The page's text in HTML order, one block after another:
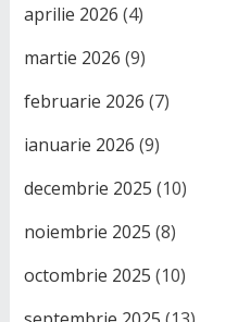
aprilie 2026 (4)
martie 2026 (9)
februarie 2026 (7)
ianuarie 2026 (9)
decembrie 2025 (10)
noiembrie 2025 (8)
octombrie 2025 (10)